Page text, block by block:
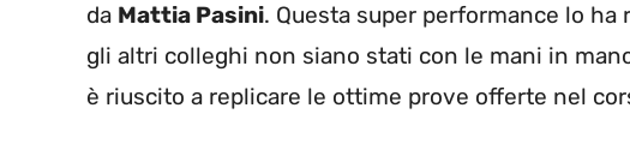
da Mattia Pasini. Questa super performance lo
gli altri colleghi non siano stati con le mani in
è riuscito a replicare le ottime prove offerte nel